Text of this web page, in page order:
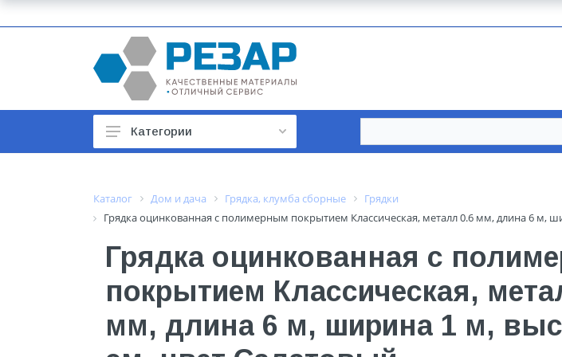
Автотовары
Арматура строительная
Баки, гидроаккумуляторы
Бытовая техника
Бытовая химия
Категории
Каталог Дом и дача Грядка, клумба сборные
Грядки
Грядка оцинкованная с полимерным покрытием Классическая, металл 0.6 мм, длина 6 м,
Грядка оцинкованная с
покрытием Классическая,
мм, длина 6 м, ширина 1 м,